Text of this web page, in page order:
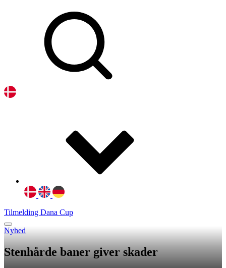
Tilmelding Dana Cup
Nyhed
Stenhårde baner giver skader